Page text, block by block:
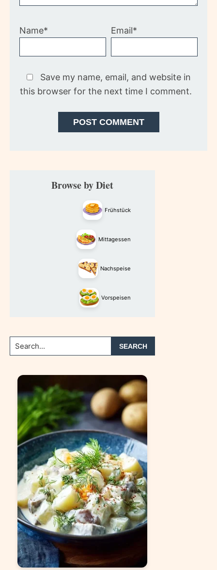
Name* Email*
Save my name, email, and website in
this browser for the next time I comment.
Primary
SidebarBrowse by Diet
Frühstück
Mittagessen
Nachspeise
Vorspeisen
Search...